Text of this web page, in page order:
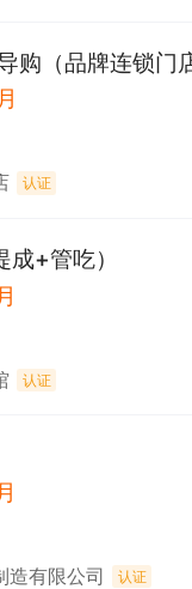
认证
+管吃）
认证
造有限公司 认证